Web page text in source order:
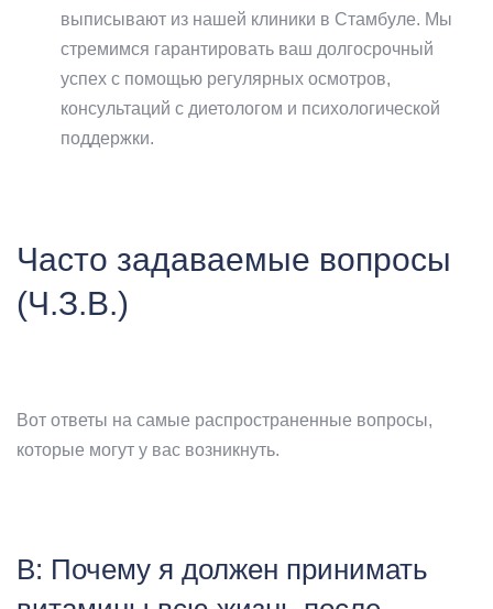
выписывают из нашей клиники в Стамбуле. Мы
стремимся гарантировать ваш долгосрочный
успех с помощью регулярных осмотров,
консультаций с диетологом и психологической
поддержки.
Часто задаваемые вопросы
(Ч.З.В.)
Вот ответы на самые распространенные вопросы,
которые могут у вас возникнуть.
В: Почему я должен принимать